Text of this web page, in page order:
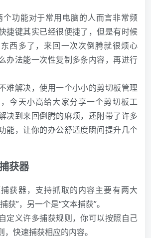
个功能对于常用电脑的人而言非常频
捷键其实已经很便捷了，但是有时候
西多了，来回一次次倒腾就很烦心
办法能一次性复制多条内容，再进行
难解决，使用一个小小的剪切板管理
今天小高给大家分享一个剪切板工
决到来回倒腾的麻烦，还附带了许多
能，让你的办公舒适度瞬间提升几个
获器
获器，支持抓取的内容主要有两大
获”，另一个是“文本捕获”。
定义许多捕获规则，你可以按照自己
快速捕获相应的内容。